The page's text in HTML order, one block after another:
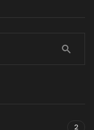
2